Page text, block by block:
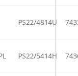
PS22/4814U
PS22/5414H